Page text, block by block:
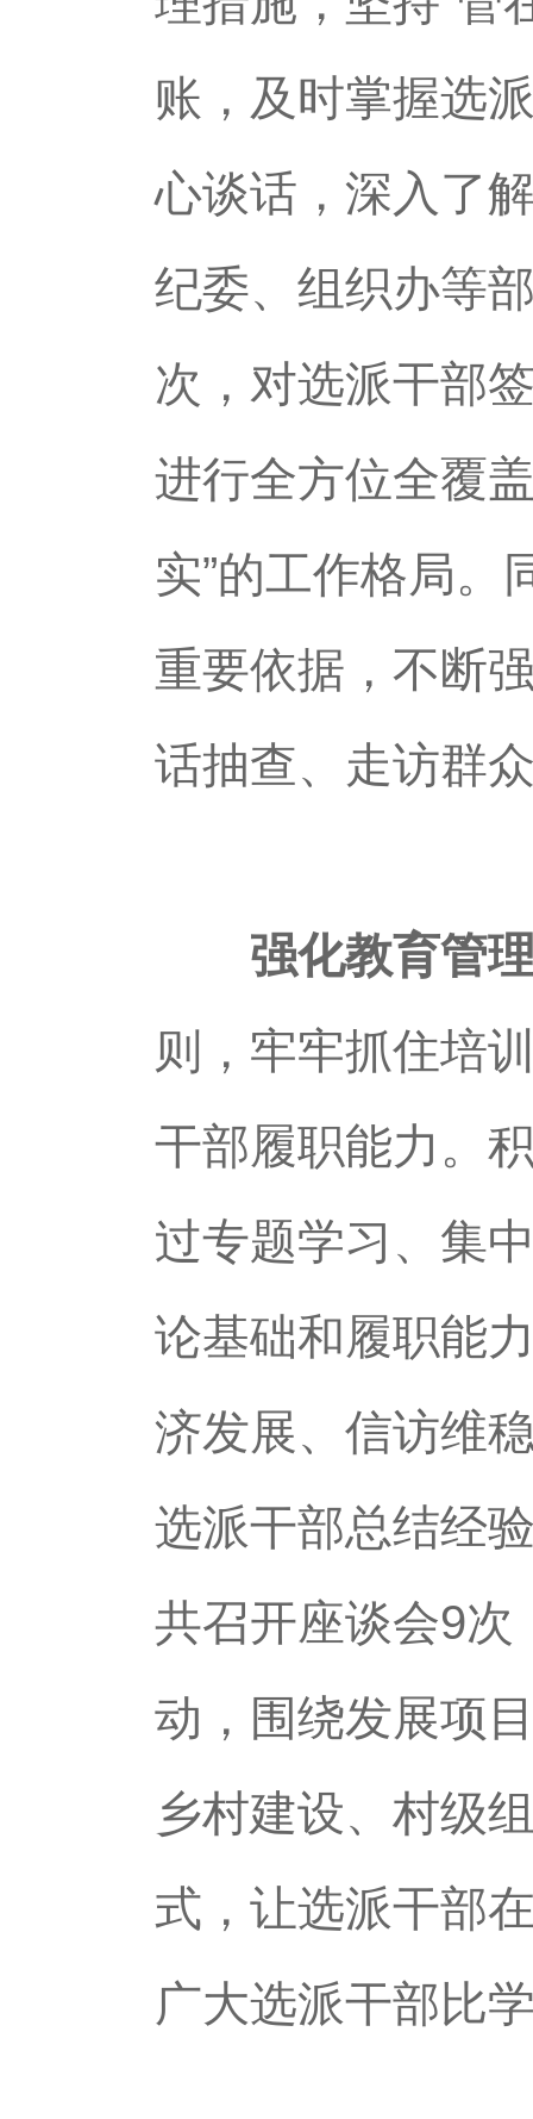
账，及时掌握选
心谈话，深入了
纪委、组织办等
次，对选派干部
进行全方位全覆
实”的工作格局。
重要依据，不断
话抽查、走访群
强化教育管
则，牢牢抓住培
干部履职能力。
过专题学习、集
论基础和履职能
济发展、信访维
选派干部总结经
共召开座谈会9次
动，围绕发展项
乡村建设、村级
式，让选派干部
广大选派干部比